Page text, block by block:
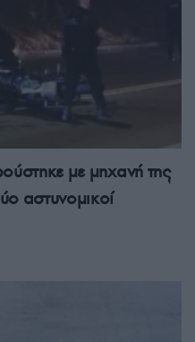
με μηχανή της
αστυνομικοί